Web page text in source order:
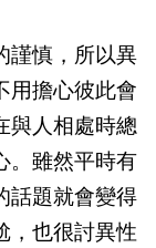
謹慎，所以異
用擔心彼此會
與人相處時總
。雖然平時有
話題就會變得
，也很討異性